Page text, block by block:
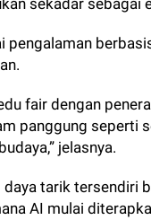
sekadar sebagai
pengalaman
fair dengan
panggung seperti
jelasnya.
tarik tersendiri
AI mulai